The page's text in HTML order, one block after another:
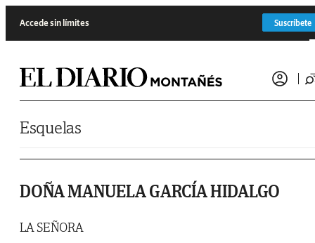
Accede sin límites Suscríbete
Esquelas
DOÑA MANUELA GARCÍA HIDALGO
LA SEÑORA